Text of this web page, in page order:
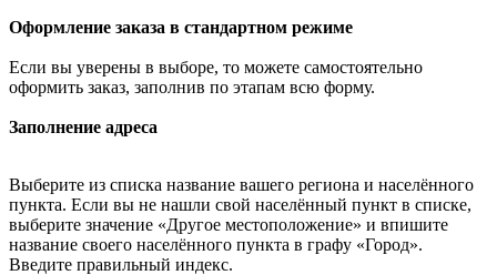
Оформление заказа в стандартном режиме
Если вы уверены в выборе, то можете самостоятельно
оформить заказ, заполнив по этапам всю форму.
Заполнение адреса
Выберите из списка название вашего региона и населённого
пункта. Если вы не нашли свой населённый пункт в списке,
выберите значение «Другое местоположение» и впишите
название своего населённого пункта в графу «Город».
Введите правильный индекс.